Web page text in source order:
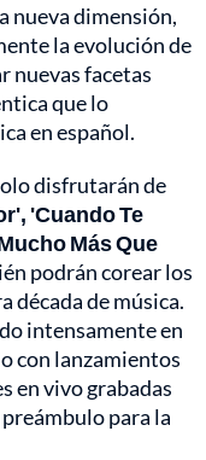
nueva dimensión,
la evolución de
nuevas facetas
que lo
en español.
disfrutarán de
'Cuando Te
Más Que
podrán corear los
década de música.
intensamente en
con lanzamientos
en vivo grabadas
para la